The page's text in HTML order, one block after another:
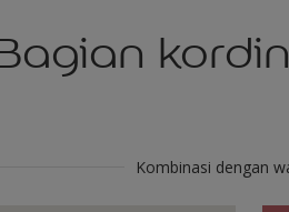
Kombinasi dengan